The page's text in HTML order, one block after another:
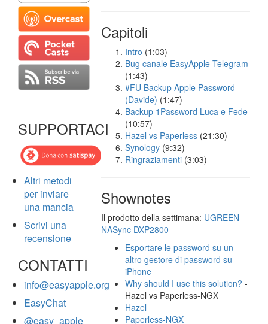
SUPPORTACI
Altri metodi
per inviare
una mancia
Scrivi una
recensione
CONTATTI
info@easyapple.org
EasyChat
@easy_apple
Capitoli
Intro (1:03)
Bug canale EasyApple Telegram
(1:43)
#FU Backup Apple Password
(Davide) (1:47)
Backup 1Password Luca e Fede
(10:57)
Hazel vs Paperless (21:30)
Synology (9:32)
Ringraziamenti (3:03)
Shownotes
Il prodotto della settimana: UGREEN
NASync DXP2800
Esportare le password su un
altro gestore di password su
iPhone
Why should I use this solution? -
Hazel vs Paperless-NGX
Hazel
Paperless-NGX